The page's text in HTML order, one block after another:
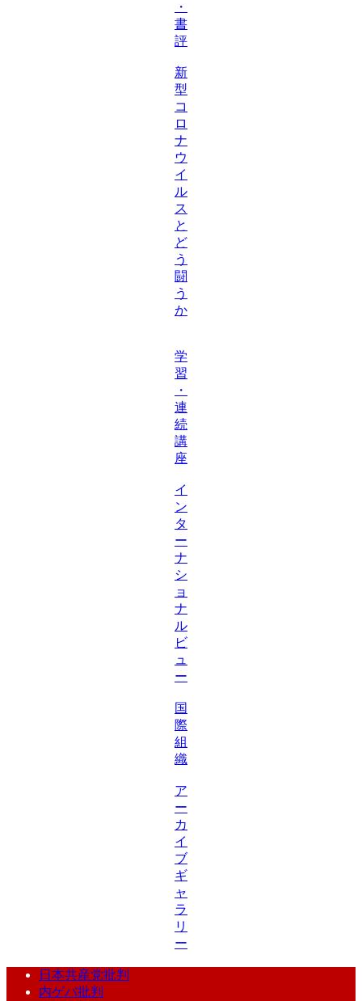
・
書
評
新
型
コ
ロ
ナ
ウ
イ
ル
ス
と
ど
う
闘
う
か
学
習
・
連
続
講
座
イ
ン
タ
ー
ナ
シ
ョ
ナ
ル
ビ
ュ
ー
国
際
組
織
ア
ー
カ
イ
ブ
ギ
ャ
ラ
リ
ー
日本共産党批判
内ゲバ批判